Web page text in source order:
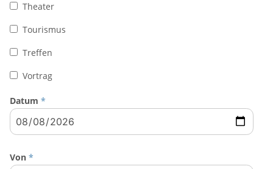
Theater
Tourismus
Treffen
Vortrag
Datum *
Von *